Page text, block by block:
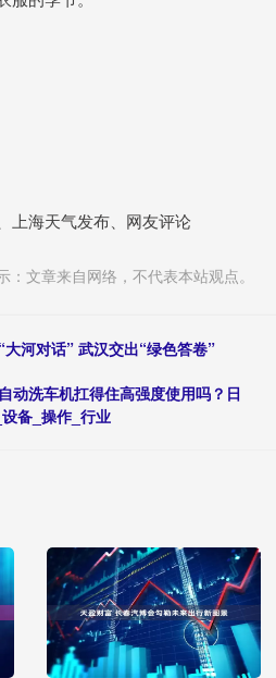
上海天气发布、网友评论
：文章来自网络，不代表本站观点。
河对话” 武汉交出“绿色答卷”
动洗车机扛得住高强度使用吗？日
备_操作_行业